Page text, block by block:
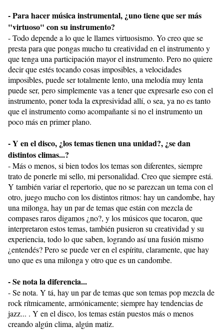
- Para hacer música instrumental, ¿uno tiene que ser más
"virtuoso" con su instrumento?
- Todo depende a lo que le llames virtuosismo. Yo creo que se
presta para que pongas mucho tu creatividad en el instrumento y
que tenga una participación mayor el instrumento. Pero no quiere
decir que estés tocando cosas imposibles, a velocidades
imposibles, puede ser totalmente lento, una melodía muy lenta
puede ser, pero simplemente vas a tener que expresarle eso con el
instrumento, poner toda la expresividad allí, o sea, ya no es tanto
que el instrumento como acompañante si no el instrumento un
poco más en primer plano.
- Y en el disco, ¿los temas tienen una unidad?, ¿se dan
distintos climas...?
- Más o menos, si bien todos los temas son diferentes, siempre
trato de ponerle mi sello, mi personalidad. Creo que siempre está.
Y también variar el repertorio, que no se parezcan un tema con el
otro, juego mucho con los distintos ritmos: hay un candombe, hay
una milonga, hay un par de temas que están con mezcla de
compases raros digamos ¿no?, y los músicos que tocaron, que
interpretaron estos temas, también pusieron su creatividad y su
experiencia, todo lo que saben, logrando así una fusión mismo
¿entendés? Pero se puede ver en el espíritu, claramente, que hay
uno que es una milonga y otro que es un candombe.
- Se nota la diferencia...
- Se nota. Y tá, hay un par de temas que son temas pop mezcla de
rock rítmicamente, armónicamente; siempre hay tendencias de
jazz... . Y en el disco, los temas están puestos más o menos
creando algún clima, algún matiz.